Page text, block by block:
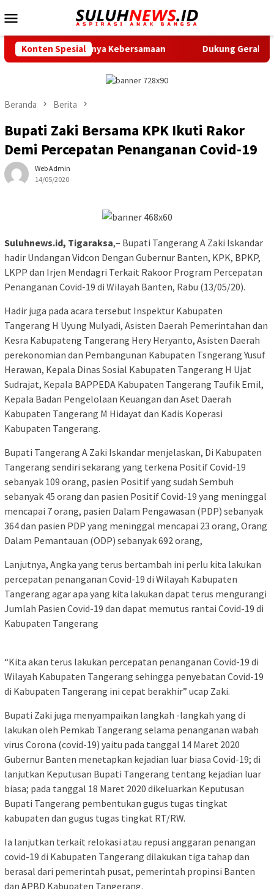
ke
Mobile
Konten Spesial
Kebersamaan Dukung Gerak Jalan Santai
Beranda Berita
Bupati Zaki Bersama KPK Ikuti Rakor
Demi Percepatan Penanganan Covid-19
Web Admin
14/05/2020
Suluhnews.id, Tigaraksa,– Bupati Tangerang A Zaki Iskandar
hadir Undangan Vidcon Dengan Gubernur Banten, KPK, BPKP,
LKPP dan Irjen Mendagri Terkait Rakoor Program Percepatan
Penanganan Covid-19 di Wilayah Banten, Rabu (13/05/20).
Hadir juga pada acara tersebut Inspektur Kabupaten
Tangerang H Uyung Mulyadi, Asisten Daerah Pemerintahan dan
Kesra Kabupateng Tangerang Hery Heryanto, Asisten Daerah
perekonomian dan Pembangunan Kabupaten Tsngerang Yusuf
Herawan, Kepala Dinas Sosial Kabupaten Tangerang H Ujat
Sudrajat, Kepala BAPPEDA Kabupaten Tangerang Taufik Emil,
Kepala Badan Pengelolaan Keuangan dan Aset Daerah
Kabupaten Tangerang M Hidayat dan Kadis Koperasi
Kabupaten Tangerang.
Bupati Tangerang A Zaki Iskandar menjelaskan, Di Kabupaten
Tangerang sendiri sekarang yang terkena Positif Covid-19
sebanyak 109 orang, pasien Positif yang sudah Sembuh
sebanyak 45 orang dan pasien Positif Covid-19 yang meninggal
mencapai 7 orang, pasien Dalam Pengawasan (PDP) sebanyak
364 dan pasien PDP yang meninggal mencapai 23 orang, Orang
Dalam Pemantauan (ODP) sebanyak 692 orang,
Lanjutnya, Angka yang terus bertambah ini perlu kita lakukan
percepatan penanganan Covid-19 di Wilayah Kabupaten
Tangerang agar apa yang kita lakukan dapat terus mengurangi
Jumlah Pasien Covid-19 dan dapat memutus rantai Covid-19 di
Kabupaten Tangerang
“Kita akan terus lakukan percepatan penanganan Covid-19 di
Wilayah Kabupaten Tangerang sehingga penyebatan Covid-19
di Kabupaten Tangerang ini cepat berakhir” ucap Zaki.
Bupati Zaki juga menyampaikan langkah -langkah yang di
lakukan oleh Pemkab Tangerang selama penanganan wabah
virus Corona (covid-19) yaitu pada tanggal 14 Maret 2020
Gubernur Banten menetapkan kejadian luar biasa Covid-19; di
lanjutkan Keputusan Bupati Tangerang tentang kejadian luar
biasa; pada tanggal 18 Maret 2020 dikeluarkan Keputusan
Bupati Tangerang pembentukan gugus tugas tingkat
kabupaten dan gugus tugas tingkat RT/RW.
Ia lanjutkan terkait relokasi atau repusi anggaran penangan
covid-19 di Kabupaten Tangerang dilakukan tiga tahap dan
berasal dari pemerintah pusat, pemerintah propinsi Banten
dan APBD Kabupaten Tangerang.